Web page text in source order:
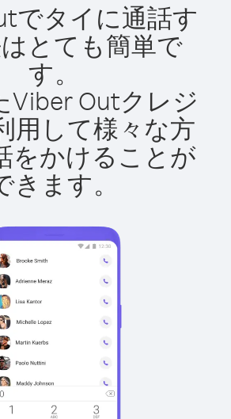
でタイに通話す
とても簡単で
す。
Viber Outクレジ
用して様々な方
をかけることが
きます。